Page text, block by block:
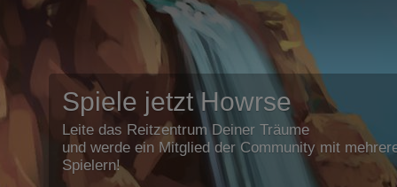
Spiele jetzt Howrse
Leite das Reitzentrum Deiner Träume
und werde ein Mitglied der Community mit
Spielern!